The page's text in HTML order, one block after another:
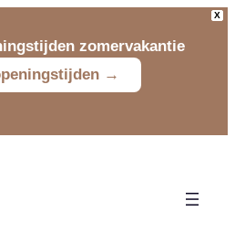
X
zomervakantie
→